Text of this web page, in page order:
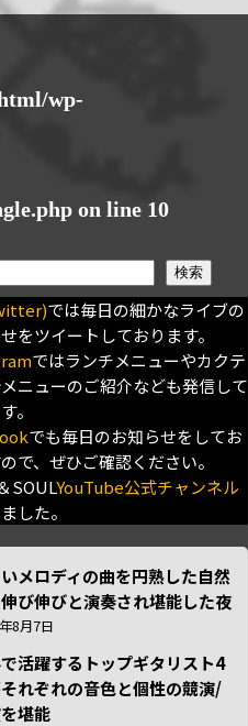
wp-
on line 10
検索
では毎日の細かなライブの
をツイートしております。
ではランチメニューやカクテ
ニューのご紹介なども発信して
。
でも毎日のお知らせをしてお
で、ぜひご確認ください。
SOULYouTube公式チャンネル
した。
メロディの曲を円熟した自然
び伸びと演奏され堪能した夜
8月7日
活躍するトップギタリスト4
れぞれの音色と個性の競演/
堪能